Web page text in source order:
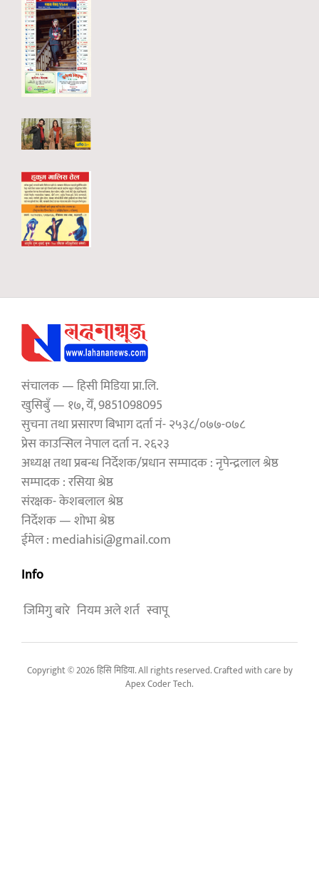
संचालक — हिसी मिडिया प्रा.लि.
खुसिबुँ — १७, येँ, 9851098095
सुचना तथा प्रसारण बिभाग दर्ता नं- २५३८/०७७-०७८
प्रेस काउन्सिल नेपाल दर्ता न. २६२३
अध्यक्ष तथा प्रबन्ध निर्देशक/प्रधान सम्पादक : नृपेन्द्रलाल श्रेष्ठ
सम्पादक : रसिया श्रेष्ठ
संरक्षक- केशबलाल श्रेष्ठ
निर्देशक — शोभा श्रेष्ठ
ईमेल : mediahisi@gmail.com
Info
जिमिगु बारे नियम अले शर्त स्वापू
Copyright © 2026 हिसि मिडिया. All rights reserved. Crafted with care by
Apex Coder Tech.